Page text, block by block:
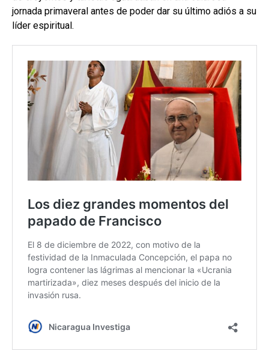
jornada primaveral antes de poder dar su último adiós a su
líder espiritual.